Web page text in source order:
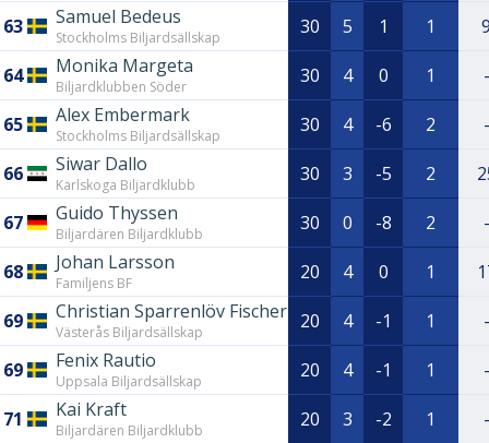
63 Samuel Bedeus
Stockholms Biljardsällskap 30 5 1 1
64 Monika Margeta
Biljardklubben Söder 30 4 0 1 -
65 Alex Embermark
Stockholms Biljardsällskap 30 4 -6 2 -
66 Siwar Dallo
Karlskoga Biljardklubb 30 3 -5 2
67 Guido Thyssen
Biljardären Biljardklubb 30 0 -8 2 -
68 Johan Larsson
Familjens BF 20 4 0 1
69 Christian Sparrenlöv Fischer
Västerås Biljardsällskap 20 4 -1 1 -
69 Fenix Rautio
Uppsala Biljardsällskap 20 4 -1 1 -
71 Kai Kraft
Biljardären Biljardklubb 20 3 -2 1 -